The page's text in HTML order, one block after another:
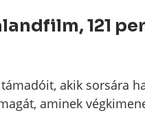
121
akik sorsára
aminek